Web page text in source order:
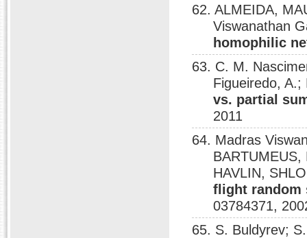
62. ALMEIDA,
Viswanathan
homophilic
63. C. M.
Figueiredo,
vs. partial
2011
64. Madras
BARTUMEUS,
HAVLIN,
flight random
03784371,
65. S. Buldyrev;